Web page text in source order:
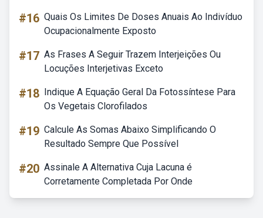
#16 Quais Os Limites De Doses Anuais Ao Indivíduo
Ocupacionalmente Exposto
#17 As Frases A Seguir Trazem Interjeições Ou
Locuções Interjetivas Exceto
#18 Indique A Equação Geral Da Fotossíntese Para
Os Vegetais Clorofilados
#19 Calcule As Somas Abaixo Simplificando O
Resultado Sempre Que Possível
#20 Assinale A Alternativa Cuja Lacuna é
Corretamente Completada Por Onde